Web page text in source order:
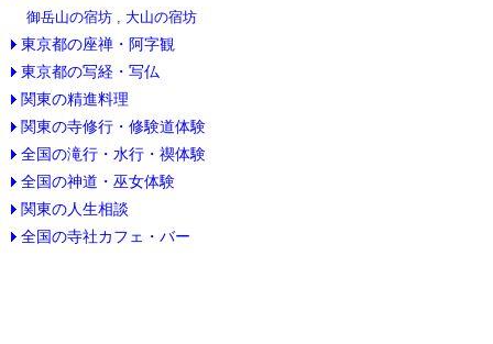
御岳山の宿坊 , 大山の宿坊
東京都の座禅・阿字観
東京都の写経・写仏
関東の精進料理
関東の寺修行・修験道体験
全国の滝行・水行・禊体験
全国の神道・巫女体験
関東の人生相談
全国の寺社カフェ・バー